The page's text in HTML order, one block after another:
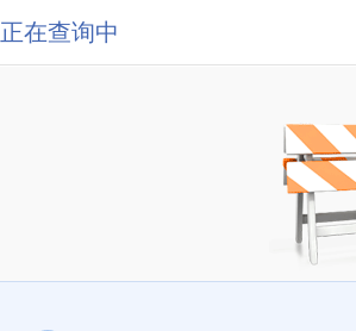
正在查询中